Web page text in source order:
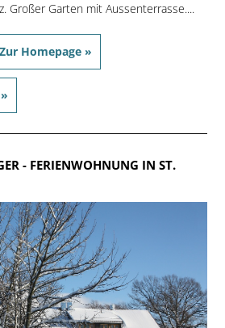
Großer Garten mit Aussenterrasse....
Zur Homepage »
- FERIENWOHNUNG IN ST.